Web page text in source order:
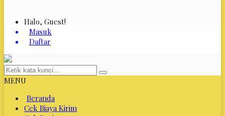
Halo, Guest!
Masuk
Daftar
MENU
Beranda
Cek Biaya Kirim